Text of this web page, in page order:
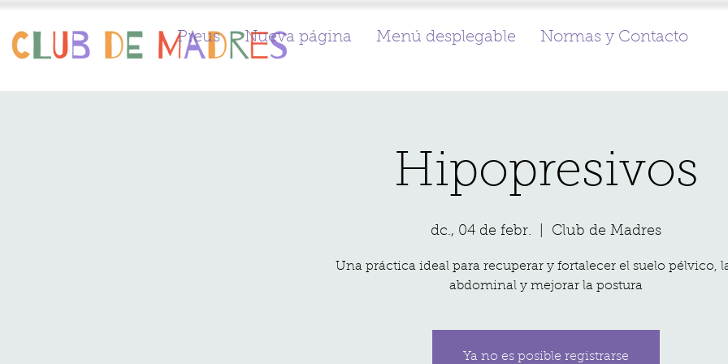
Preus Nueva página Menú desplegable Normas y Contacto
Hipopresivos
dc., 04 de febr. Club de Madres
Una práctica ideal para recuperar y fortalecer el suelo pélvico,
abdominal y mejorar la postura
Ya no es posible registrarse